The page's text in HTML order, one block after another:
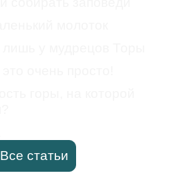
Все статьи